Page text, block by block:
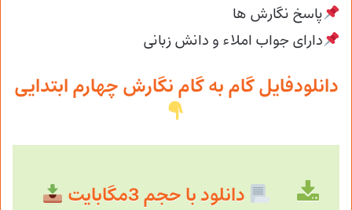
پاسخ نگارش ها
دارای جواب املاء و دانش زبانی
دانلودفایل گام‎ به گام نگارش چهارم ابتدایی
دانلود با حجم 3مگابایت